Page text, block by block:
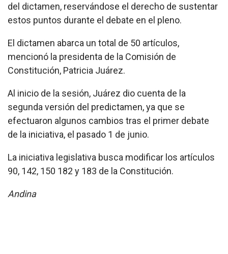
del dictamen, reservándose el derecho de sustentar
estos puntos durante el debate en el pleno.
El dictamen abarca un total de 50 artículos,
mencionó la presidenta de la Comisión de
Constitución, Patricia Juárez.
Al inicio de la sesión, Juárez dio cuenta de la
segunda versión del predictamen, ya que se
efectuaron algunos cambios tras el primer debate
de la iniciativa, el pasado 1 de junio.
La iniciativa legislativa busca modificar los artículos
90, 142, 150 182 y 183 de la Constitución.
Andina